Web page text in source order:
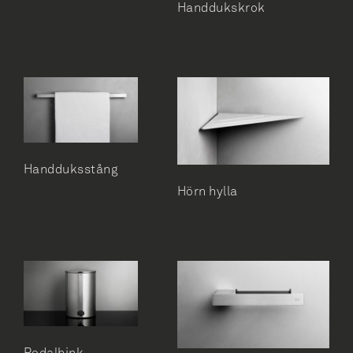
Tvålpump
Handdukskrok
Handduksstång
Hörn hylla